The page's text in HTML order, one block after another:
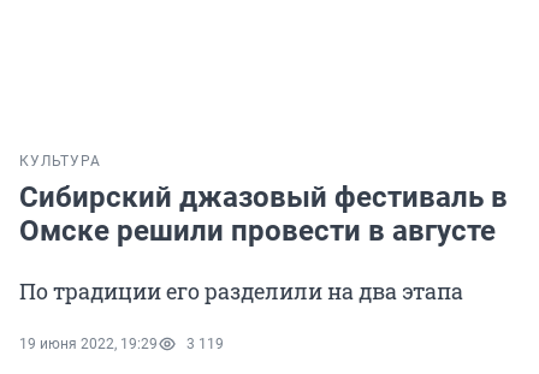
КУЛЬТУРА
Сибирский джазовый фестиваль в
Омске решили провести в августе
По традиции его разделили на два этапа
19 июня 2022, 19:29 3 119